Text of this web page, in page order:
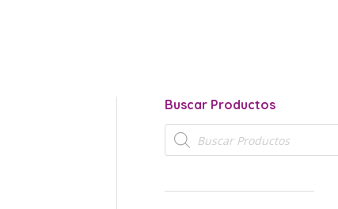
Buscar Productos
Búsqueda
de
productos